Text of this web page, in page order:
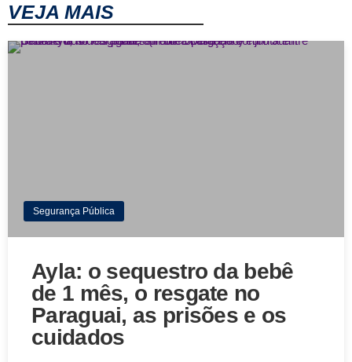
VEJA MAIS
Segurança Pública
Ayla: o sequestro da bebê
de 1 mês, o resgate no
Paraguai, as prisões e os
cuidados